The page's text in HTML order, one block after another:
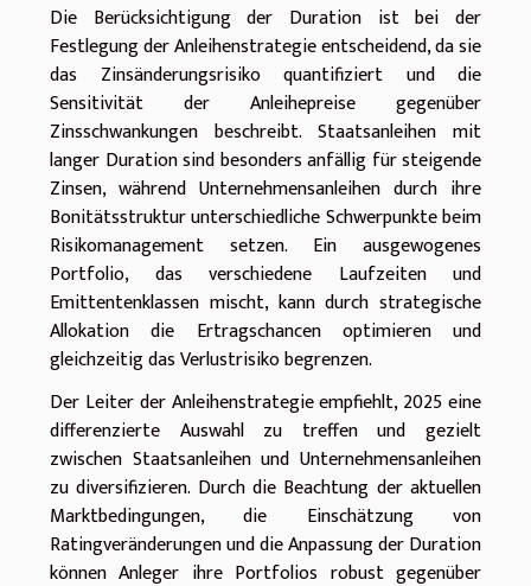
Die Berücksichtigung der Duration ist bei der
Festlegung der Anleihenstrategie entscheidend, da sie
das Zinsänderungsrisiko quantifiziert und die
Sensitivität der Anleihepreise gegenüber
Zinsschwankungen beschreibt. Staatsanleihen mit
langer Duration sind besonders anfällig für steigende
Zinsen, während Unternehmensanleihen durch ihre
Bonitätsstruktur unterschiedliche Schwerpunkte beim
Risikomanagement setzen. Ein ausgewogenes
Portfolio, das verschiedene Laufzeiten und
Emittentenklassen mischt, kann durch strategische
Allokation die Ertragschancen optimieren und
gleichzeitig das Verlustrisiko begrenzen.
Der Leiter der Anleihenstrategie empfiehlt, 2025 eine
differenzierte Auswahl zu treffen und gezielt
zwischen Staatsanleihen und Unternehmensanleihen
zu diversifizieren. Durch die Beachtung der aktuellen
Marktbedingungen, die Einschätzung von
Ratingveränderungen und die Anpassung der Duration
können Anleger ihre Portfolios robust gegenüber